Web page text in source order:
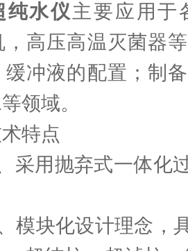
纯水仪主要应用于
高压高温灭菌器
缓冲液的配置；制
领域。
特点
用抛弃式一体化
块化设计理念，